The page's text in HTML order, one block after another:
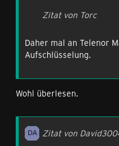
Zitat von Torc
Daher mal an Telenor
Aufschlüsselung.
Wohl überlesen.
Zitat von